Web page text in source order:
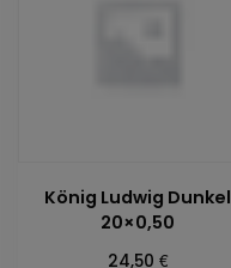
König Ludwig Dunkel
20×0,50
24,50 €